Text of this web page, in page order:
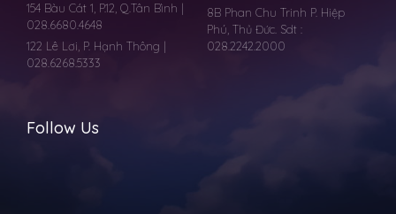
154 Bàu Cát 1, P.12, Q.Tân Bình |
028.6680.4648
122 Lê Lơi, P. Hạnh Thông |
028.6268.5333
8B Phan Chu Trinh P. Hiệp
Phú, Thủ Đức. Sdt :
028.2242.2000
Follow Us